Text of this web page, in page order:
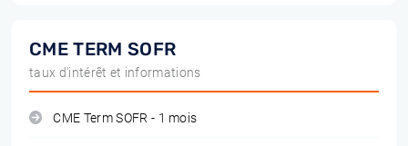
CME TERM SOFR
taux d'intérêt et informations
CME Term SOFR - 1 mois